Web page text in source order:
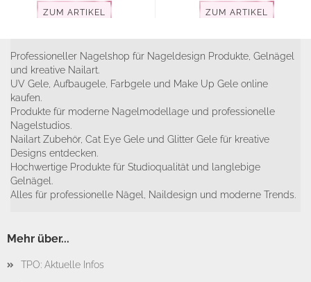
ZUM ARTIKEL ZUM ARTIKEL
Professioneller Nagelshop für Nageldesign Produkte, Gelnägel
und kreative Nailart.
UV Gele, Aufbaugele, Farbgele und Make Up Gele online
kaufen.
Produkte für moderne Nagelmodellage und professionelle
Nagelstudios.
Nailart Zubehör, Cat Eye Gele und Glitter Gele für kreative
Designs entdecken.
Hochwertige Produkte für Studioqualität und langlebige
Gelnägel.
Alles für professionelle Nägel, Naildesign und moderne Trends.
Mehr über...
TPO: Aktuelle Infos